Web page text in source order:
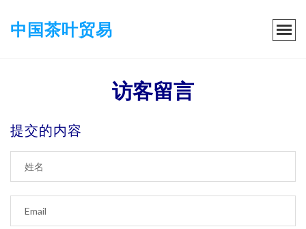
中国茶叶贸易
访客留言
提交的内容